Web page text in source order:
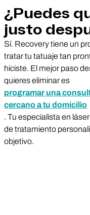
¿Puedes
justo
Sí. Recovery tiene un
tratar tu tatuaje tan
hiciste. El mejor paso
quieres eliminar es
programar una
cercano a tu domicilio
. Tu especialista en
de tratamiento
objetivo.